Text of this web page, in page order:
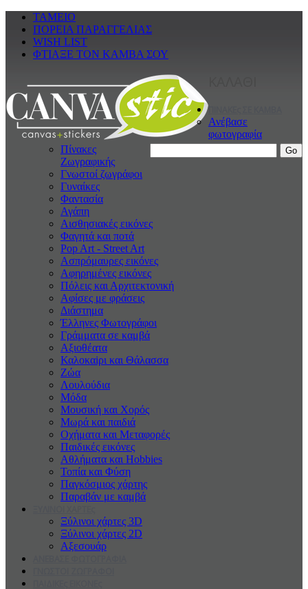
ΤΑΜΕΙΟ
ΠΟΡΕΙΑ ΠΑΡΑΓΓΕΛΙΑΣ
WISH LIST
ΦΤΙΑΞΕ ΤΟΝ ΚΑΜΒΑ ΣΟΥ
Ανέβασε
φωτογραφία
Πίνακες
Ζωγραφικής
Γνωστοί ζωγράφοι
Γυναίκες
Φαντασία
Αγάπη
Αισθησιακές εικόνες
Φαγητά και ποτά
Pop Art - Street Art
Ασπρόμαυρες εικόνες
Αφηρημένες εικόνες
Πόλεις και Αρχιτεκτονική
Αφίσες με φράσεις
Διάστημα
Έλληνες Φωτογράφοι
Γράμματα σε καμβά
Αξιοθέατα
Καλοκαiρι και Θάλασσα
Ζώα
Λουλούδια
Μόδα
Μουσική και Χορός
Μωρά και παιδιά
Οχήματα και Μεταφορές
Παιδικές εικόνες
Αθλήματα και Hobbies
Τοπία και Φύση
Παγκόσμιος χάρτης
Παραβάν με καμβά
Ξύλινοι χάρτες 3D
Ξύλινοι χάρτες 2D
Αξεσουάρ